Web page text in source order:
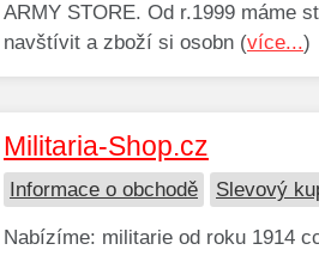
ARMY STORE. Od r.1999 máme
navštívit a zboží si osobn (více...)
Militaria-Shop.cz
Informace o obchodě Slevový
Nabízíme: militarie od roku 1914